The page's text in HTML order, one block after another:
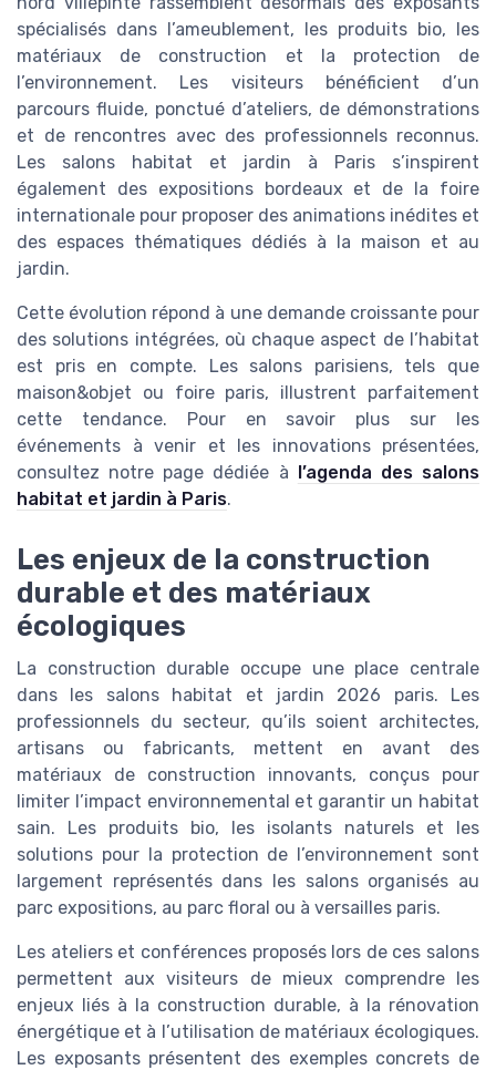
spécialisés dans l’ameublement, les produits bio, les
matériaux de construction et la protection de
l’environnement. Les visiteurs bénéficient d’un
parcours fluide, ponctué d’ateliers, de démonstrations
et de rencontres avec des professionnels reconnus.
Les salons habitat et jardin à Paris s’inspirent
également des expositions bordeaux et de la foire
internationale pour proposer des animations inédites et
des espaces thématiques dédiés à la maison et au
jardin.
Cette évolution répond à une demande croissante pour
des solutions intégrées, où chaque aspect de l’habitat
est pris en compte. Les salons parisiens, tels que
maison&objet ou foire paris, illustrent parfaitement
cette tendance. Pour en savoir plus sur les
événements à venir et les innovations présentées,
consultez notre page dédiée à
l’agenda des salons
habitat et jardin à Paris.
Les enjeux de la construction
durable et des matériaux
écologiques
La construction durable occupe une place centrale
dans les salons habitat et jardin 2026 paris. Les
professionnels du secteur, qu’ils soient architectes,
artisans ou fabricants, mettent en avant des
matériaux de construction innovants, conçus pour
limiter l’impact environnemental et garantir un habitat
sain. Les produits bio, les isolants naturels et les
solutions pour la protection de l’environnement sont
largement représentés dans les salons organisés au
parc expositions, au parc floral ou à versailles paris.
Les ateliers et conférences proposés lors de ces salons
permettent aux visiteurs de mieux comprendre les
enjeux liés à la construction durable, à la rénovation
énergétique et à l’utilisation de matériaux écologiques.
Les exposants présentent des exemples concrets de